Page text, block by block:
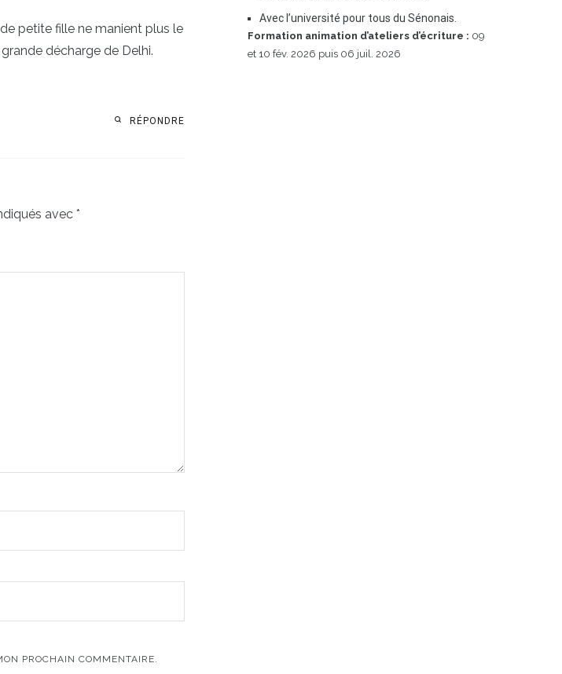
petite fille ne manient plus le
décharge de Delhi.
RÉPONDRE
avec *
PROCHAIN COMMENTAIRE.
Avec l’université pour tous du Sénonais.
Formation animation d’ateliers d’écriture : 09
et 10 fév. 2026 puis 06 juil. 2026